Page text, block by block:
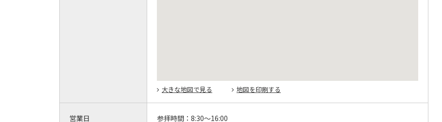
大きな地図で見る 地図を印刷する
営業日 参拝時間： 8:30～16:00